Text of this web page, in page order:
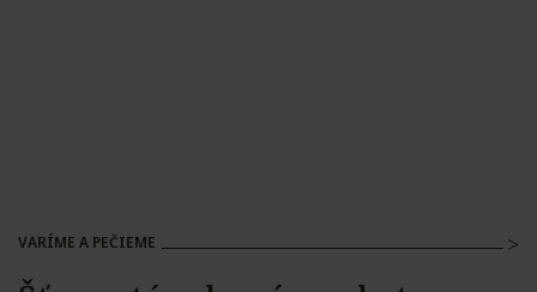
VARÍME A PEČIEME